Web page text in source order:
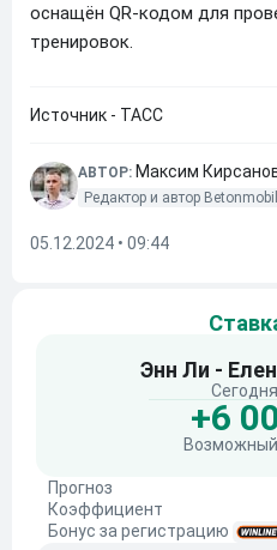
оснащён QR-кодом для
тренировок.
Источник - ТАСС
АВТОР: Максим
Редактор и автор
05.12.2024 • 09:44
Энн Ли -
+6
Прогноз
Коэффициент
Бонус за регистрацию